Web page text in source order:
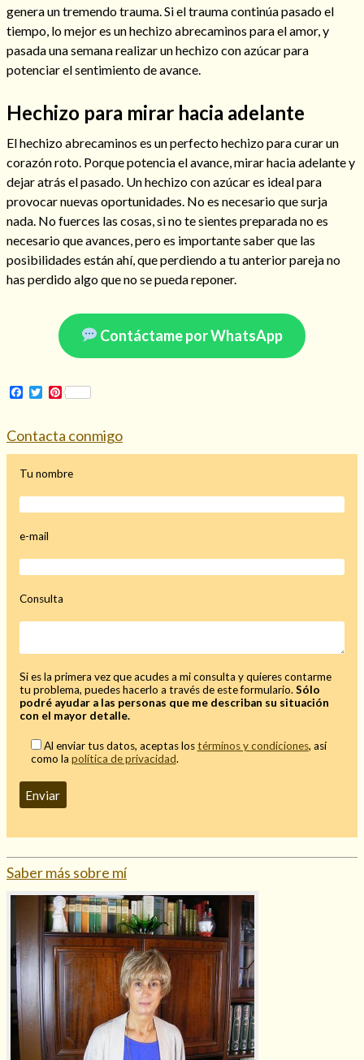
Consulta de tarot online
Tu consulta al tarot
Alejamiento(208)
Amarres(145)
Cartomancia
Cómo recuperar a mi ex(190)
Endulzamiento(112)
Hechizo de amor
Rituales(72)
Tarot online(372)
Mi rincón
Mis libros favoritos
Mi Blog
¿Qué es el tarot?
genera un tremendo trauma. Si el trauma continúa pasado el
tiempo, lo mejor es un hechizo abrecaminos para el amor, y
pasada una semana realizar un hechizo con azúcar para
potenciar el sentimiento de avance.
Hechizo para mirar hacia adelante
El hechizo abrecaminos es un perfecto hechizo para curar un
corazón roto. Porque potencia el avance, mirar hacia adelante y
dejar atrás el pasado. Un hechizo con azúcar es ideal para
provocar nuevas oportunidades. No es necesario que surja
nada. No fuerces las cosas, si no te sientes preparada no es
necesario que avances, pero es importante saber que las
posibilidades están ahí, que perdiendo a tu anterior pareja no
has perdido algo que no se pueda reponer.
Contáctame por WhatsApp
Facebook
TwitterPinterest
Contacta conmigo
Tu nombre
e-mail
Consulta
Si es la primera vez que acudes a mi consulta y quieres contarme
tu problema, puedes hacerlo a través de este formulario.Sólo
podré ayudar a las personas que me describan su situación
con el mayor detalle.
Al enviar tus datos, aceptas lostérminos y condiciones, así
como la política de privacidad.
Saber más sobre mí